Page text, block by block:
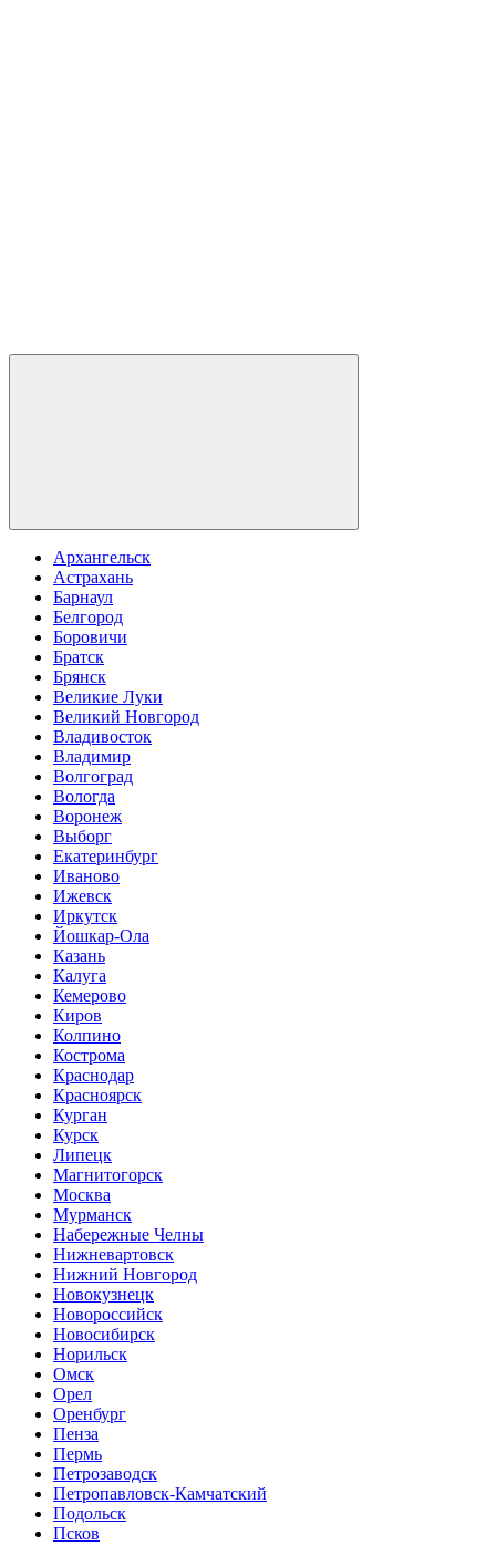
Архангельск
Астрахань
Барнаул
Белгород
Боровичи
Братск
Брянск
Великие Луки
Великий Новгород
Владивосток
Владимир
Волгоград
Вологда
Воронеж
Выборг
Екатеринбург
Иваново
Ижевск
Иркутск
Йошкар-Ола
Казань
Калуга
Кемерово
Киров
Колпино
Кострома
Краснодар
Красноярск
Курган
Курск
Липецк
Магнитогорск
Москва
Мурманск
Набережные Челны
Нижневартовск
Нижний Новгород
Новокузнецк
Новороссийск
Новосибирск
Норильск
Омск
Орел
Оренбург
Пенза
Пермь
Петрозаводск
Петропавловск-Камчатский
Подольск
Псков